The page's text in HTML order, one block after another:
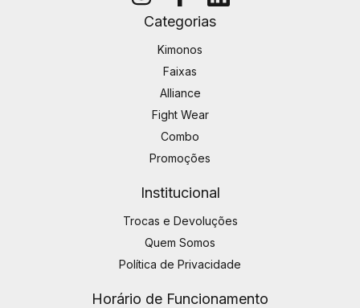
Categorias
Kimonos
Faixas
Alliance
Fight Wear
Combo
Promoções
Institucional
Trocas e Devoluções
Quem Somos
Política de Privacidade
Horário de Funcionamento